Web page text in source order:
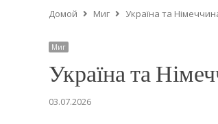
Домой Миг Україна та
Миг
Україна та
03.07.2026